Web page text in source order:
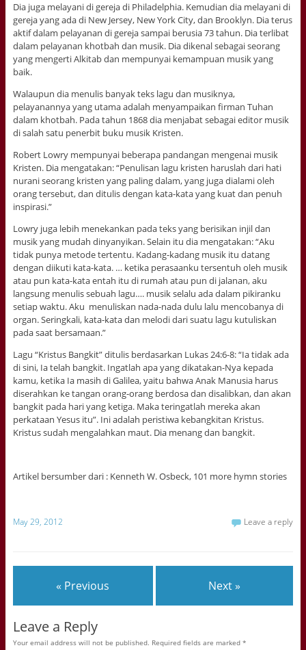
Dia juga melayani di gereja di Philadelphia. Kemudian dia melayani di
gereja yang ada di New Jersey, New York City, dan Brooklyn. Dia terus
aktif dalam pelayanan di gereja sampai berusia 73 tahun. Dia terlibat
dalam pelayanan khotbah dan musik. Dia dikenal sebagai seorang
yang mengerti Alkitab dan mempunyai kemampuan musik yang
baik.
Walaupun dia menulis banyak teks lagu dan musiknya,
pelayanannya yang utama adalah menyampaikan firman Tuhan
dalam khotbah. Pada tahun 1868 dia menjabat sebagai editor musik
di salah satu penerbit buku musik Kristen.
Robert Lowry mempunyai beberapa pandangan mengenai musik
Kristen. Dia mengatakan: “Penulisan lagu kristen haruslah dari hati
nurani seorang kristen yang paling dalam, yang juga dialami oleh
orang tersebut, dan ditulis dengan kata-kata yang kuat dan penuh
inspirasi.”
Lowry juga lebih menekankan pada teks yang berisikan injil dan
musik yang mudah dinyanyikan. Selain itu dia mengatakan: “Aku
tidak punya metode tertentu. Kadang-kadang musik itu datang
dengan diikuti kata-kata. … ketika perasaanku tersentuh oleh musik
atau pun kata-kata entah itu di rumah atau pun di jalanan, aku
langsung menulis sebuah lagu…. musik selalu ada dalam pikiranku
setiap waktu. Aku menuliskan nada-nada dulu lalu mencobanya di
organ. Seringkali, kata-kata dan melodi dari suatu lagu kutuliskan
pada saat bersamaan.”
Lagu “Kristus Bangkit” ditulis berdasarkan Lukas 24:6-8: “Ia tidak ada
di sini, Ia telah bangkit. Ingatlah apa yang dikatakan-Nya kepada
kamu, ketika Ia masih di Galilea, yaitu bahwa Anak Manusia harus
diserahkan ke tangan orang-orang berdosa dan disalibkan, dan akan
bangkit pada hari yang ketiga. Maka teringatlah mereka akan
perkataan Yesus itu”. Ini adalah peristiwa kebangkitan Kristus.
Kristus sudah mengalahkan maut. Dia menang dan bangkit.
Artikel bersumber dari : Kenneth W. Osbeck, 101 more hymn stories
May 29, 2012 Leave a reply
« Previous Next »
Leave a Reply
Your email address will not be published. Required fields are marked *